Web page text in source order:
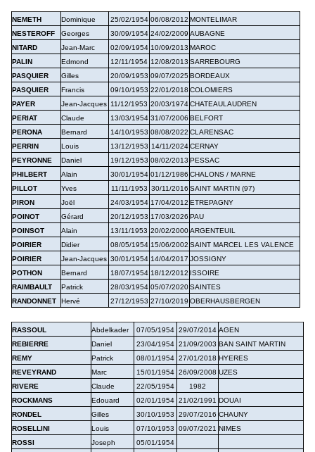
NEMETH Dominique 25/02/1954 06/08/2012 MONTELIMAR
NESTEROFF
Georges 30/09/1954 24/02/2009 AUBAGNE
NITARD
Jean-Marc 02/09/1954 10/09/2013 MAROC
PALIN
Edmond 12/11/1954 12/08/2013 SARREBOURG
PASQUIER
Gilles 20/09/1953 09/07/2025BORDEAUX
PASQUIER
Francis 09/10/1953 22/01/2018 COLOMIERS
PAYER
Jean-Jacques 11/12/1953 20/03/1974CHATEAULAUDREN
PERIAT
Claude 13/03/1954 31/07/2006 BELFORT
PERONA
Bernard 14/10/1953 08/08/2022 CLARENSAC
PERRIN
Louis 13/12/1953 14/11/2024 CERNAY
PEYRONNE
Daniel 19/12/1953 08/02/2013 PESSAC
PHILBERT
Alain 30/01/1954 01/12/1986 CHALONS / MARNE
PILLOT
Yves 11/11/1953 30/11/2016 SAINT MARTIN (97)
PIRON
Joël 24/03/1954 17/04/2012 ETREPAGNY
POINOT
Gérard 20/12/1953 17/03/2026 PAU
POINSOT
Alain 13/11/1953 20/02/2000ARGENTEUIL
POIRIER
Didier 08/05/1954 15/06/2002 SAINT MARCEL LES VALENCE
POIRIER
Jean-Jacques 30/01/1954 14/04/2017 JOSSIGNY
POTHON
Bernard 18/07/1954 18/12/2012 ISSOIRE
RAIMBAULT
Patrick 28/03/1954 05/07/2020SAINTES
RANDONNET
Hervé 27/12/1953 27/10/2019 OBERHAUSBERGEN
RASSOUL Abdelkader 07/05/1954 29/07/2014 AGEN
REBIERRE
Daniel 23/04/1954 21/09/2003 BAN SAINT MARTIN
REMY
Patrick 08/01/1954 27/01/2018 HYERES
REVEYRAND
Marc 15/01/1954 26/09/2008 UZES
RIVERE
Claude 22/05/1954
1982
ROCKMANS
Edouard 02/01/1954 21/02/1991 DOUAI
RONDEL
Gilles 30/10/1953 29/07/2016 CHAUNY
ROSELLINI
Louis 07/10/1953 09/07/2021 NIMES
ROSSI
Joseph
05/01/1954